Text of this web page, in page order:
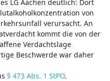
LG Aachen deutlich: Dort
von
verursacht. An
kommt die von der
Verdachtslage
Beschwerde war daher
§ 473 Abs. 1 StPO.